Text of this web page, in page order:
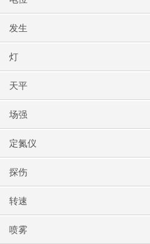
发生
灯
天平
场强
定氮仪
探伤
转速
喷雾